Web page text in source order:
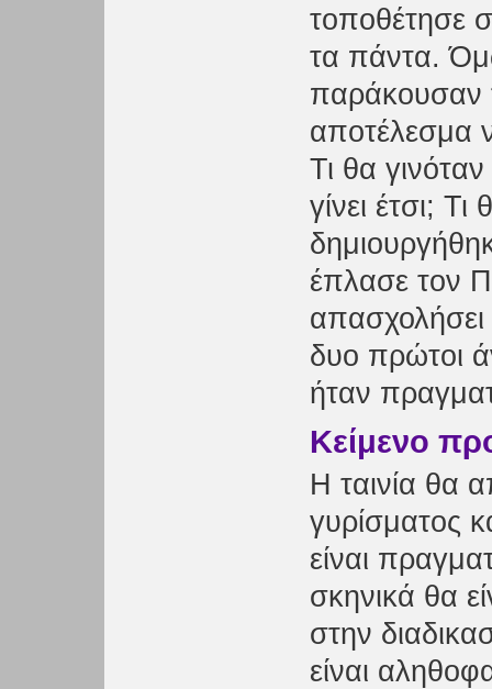
τοποθέτησε
τα πάντα.
παράκουσαν
αποτέλεσμα
Τι θα
γίνει έτσι;
έπλασε τον
απασχολήσει
δυο πρώτοι
ήταν
Κείμενο
Η ταινία θα
γυρίσματος
είναι
σκηνικά θα
στην
είναι